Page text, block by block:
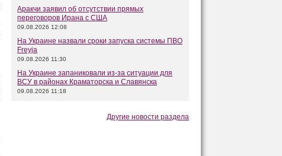
Аракчи заявил об отсутствии прямых
переговоров Ирана с США
09.08.2026 12:08
На Украине назвали сроки запуска системы ПВО
Freyja
09.08.2026 11:30
На Украине запаниковали из-за ситуации для
ВСУ в районах Краматорска и Славянска
09.08.2026 11:18
Другие новости раздела